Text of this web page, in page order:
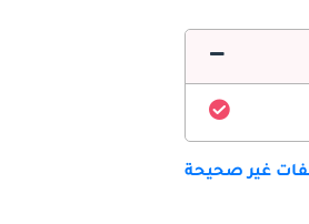
غير صحيحة